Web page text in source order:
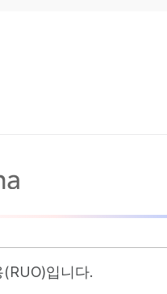
(RUO)입니다.